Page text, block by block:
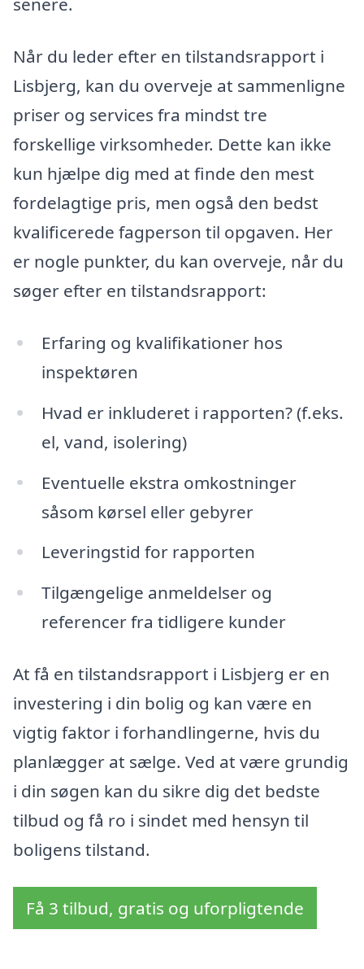
Når du leder efter en tilstandsrapport i
Lisbjerg, kan du overveje at sammenligne
priser og services fra mindst tre
forskellige virksomheder. Dette kan ikke
kun hjælpe dig med at finde den mest
fordelagtige pris, men også den bedst
kvalificerede fagperson til opgaven. Her
er nogle punkter, du kan overveje, når du
søger efter en tilstandsrapport:
Erfaring og kvalifikationer hos
inspektøren
Hvad er inkluderet i rapporten? (f.eks.
el, vand, isolering)
Eventuelle ekstra omkostninger
såsom kørsel eller gebyrer
Leveringstid for rapporten
Tilgængelige anmeldelser og
referencer fra tidligere kunder
At få en tilstandsrapport i Lisbjerg er en
investering i din bolig og kan være en
vigtig faktor i forhandlingerne, hvis du
planlægger at sælge. Ved at være grundig
i din søgen kan du sikre dig det bedste
tilbud og få ro i sindet med hensyn til
boligens tilstand.
Få 3 tilbud, gratis og uforpligtende